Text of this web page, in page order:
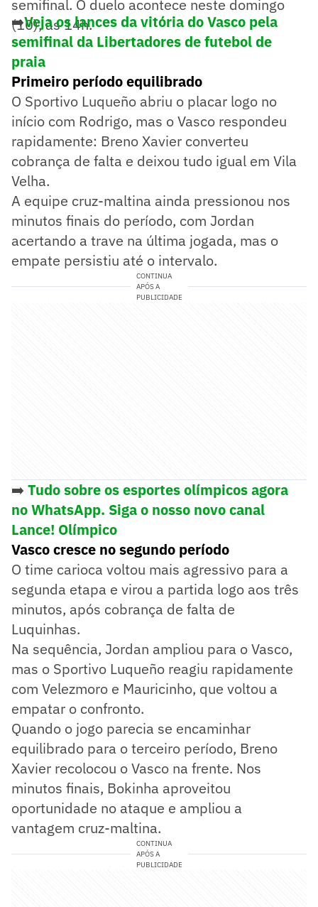
semifinal. O duelo acontece neste domingo
(10), às 14h.
➡️Veja os lances da vitória do Vasco pela
semifinal da Libertadores de futebol de
praia
Primeiro período equilibrado
O Sportivo Luqueño abriu o placar logo no
início com Rodrigo, mas o Vasco respondeu
rapidamente: Breno Xavier converteu
cobrança de falta e deixou tudo igual em Vila
Velha.
A equipe cruz-maltina ainda pressionou nos
minutos finais do período, com Jordan
acertando a trave na última jogada, mas o
empate persistiu até o intervalo.
CONTINUA
APÓS A
PUBLICIDADE
➡️ Tudo sobre os esportes olímpicos agora
no WhatsApp. Siga o nosso novo canal
Lance! Olímpico
Vasco cresce no segundo período
O time carioca voltou mais agressivo para a
segunda etapa e virou a partida logo aos três
minutos, após cobrança de falta de
Luquinhas.
Na sequência, Jordan ampliou para o Vasco,
mas o Sportivo Luqueño reagiu rapidamente
com Velezmoro e Mauricinho, que voltou a
empatar o confronto.
Quando o jogo parecia se encaminhar
equilibrado para o terceiro período, Breno
Xavier recolocou o Vasco na frente. Nos
minutos finais, Bokinha aproveitou
oportunidade no ataque e ampliou a
vantagem cruz-maltina.
CONTINUA
APÓS A
PUBLICIDADE